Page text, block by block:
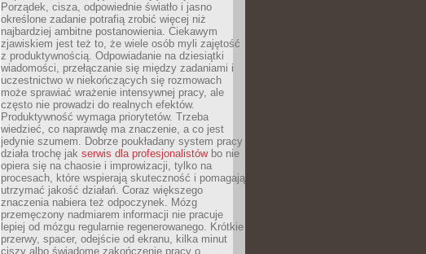
Porządek, cisza, odpowiednie światło i jasno
określone zadanie potrafią zrobić więcej niż
najbardziej ambitne postanowienia. Ciekawym
zjawiskiem jest też to, że wiele osób myli zajętość
z produktywnością. Odpowiadanie na dziesiątki
wiadomości, przełączanie się między zadaniami i
uczestnictwo w niekończących się rozmowach
może sprawiać wrażenie intensywnej pracy, ale
często nie prowadzi do realnych efektów.
Produktywność wymaga priorytetów. Trzeba
wiedzieć, co naprawdę ma znaczenie, a co jest
jedynie szumem. Dobrze poukładany system pracy
działa trochę jak serwis dla profesjonalistówbo nie
opiera się na chaosie i improwizacji, tylko na
procesach, które wspierają skuteczność i pomagają
utrzymać jakość działań. Coraz większego
znaczenia nabiera też odpoczynek. Mózg
przemęczony nadmiarem informacji nie pracuje
lepiej od mózgu regularnie regenerowanego. Krótkie
przerwy, spacer, odejście od ekranu, kilka minut
ciszy albo świadome zakończenie pracy o